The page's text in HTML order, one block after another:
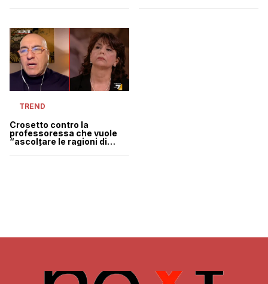
TREND
Crosetto contro la
professoressa che vuole
“ascoltare le ragioni di